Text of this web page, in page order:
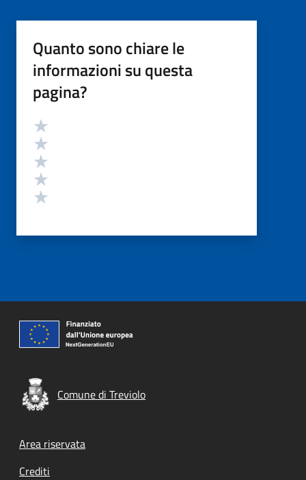
Quanto sono chiare le
informazioni su questa
pagina?
Valutazione
Comune di Treviolo
Footer menu
Area riservata
Crediti